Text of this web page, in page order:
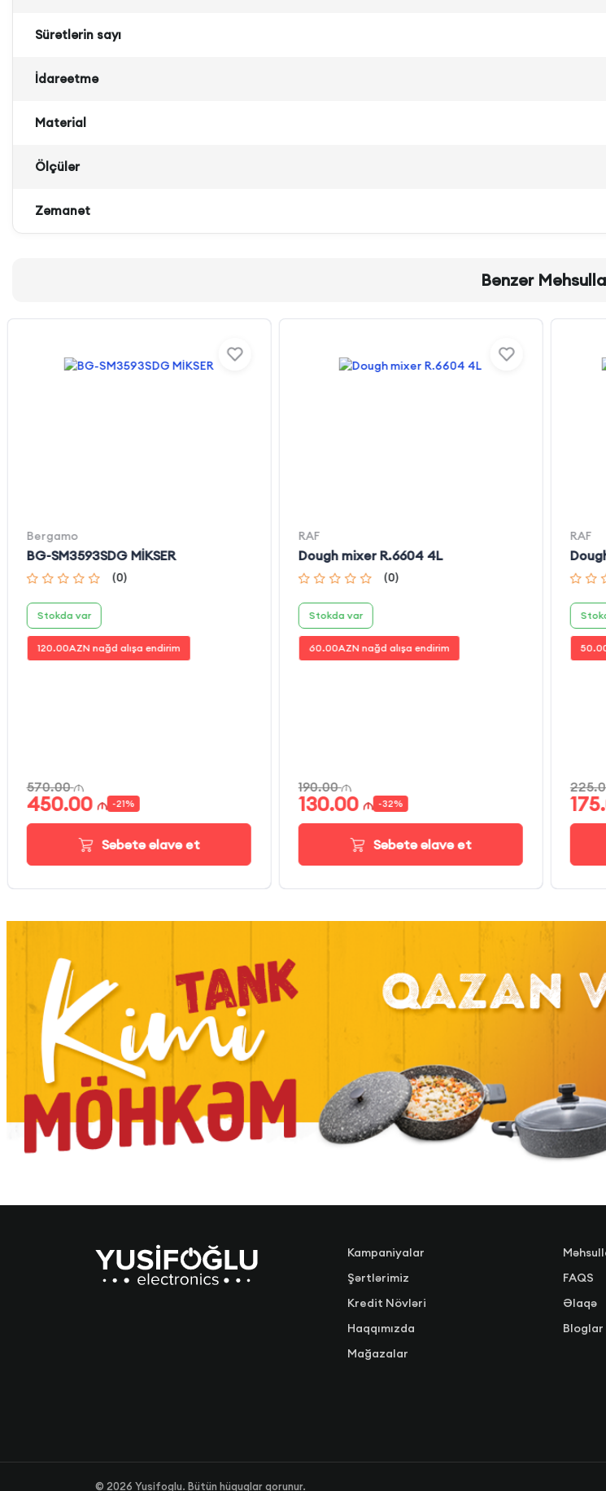
Sürətlərin sayı
İdarəetmə
Material
Ölçülər
Zəmanət
Bənzər
Bergamo
BG-SM3593SDG MİKSER
(0)
Stokda var
120.00AZN nağd alışa endirim
570.00
450.00 -21%
Səbətə əlavə et
RAF
Dough mixer R.6604 4L
(0)
Stokda var
60.00AZN nağd alışa endirim
190.00
130.00 -32%
Səbətə əlavə et
RAF
Kampaniyalar
Şərtlərimiz
Kredit Növləri
Haqqımızda
Mağazalar
FAQS
Əlaqə
Bloglar
© 2026 Yusifoglu. Bütün hüquqlar qorunur.